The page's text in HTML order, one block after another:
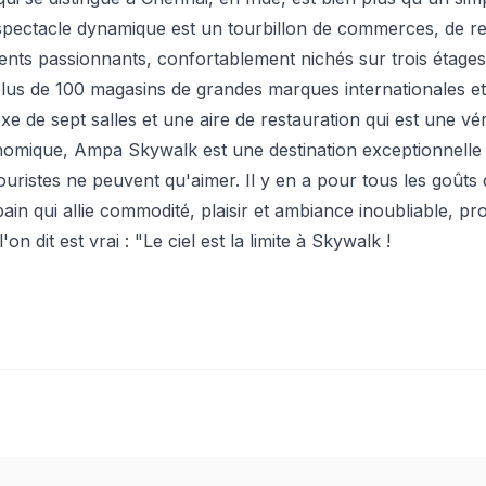
dynamique est un tourbillon de commerces, de
passionnants, confortablement nichés sur trois étages
de 100 magasins de grandes marques internationales
de sept salles et une aire de restauration qui est une
Ampa Skywalk est une destination exceptionnelle
ne peuvent qu'aimer. Il y en a pour tous les goûts
qui allie commodité, plaisir et ambiance inoubliable,
dit est vrai : "Le ciel est la limite à Skywalk !